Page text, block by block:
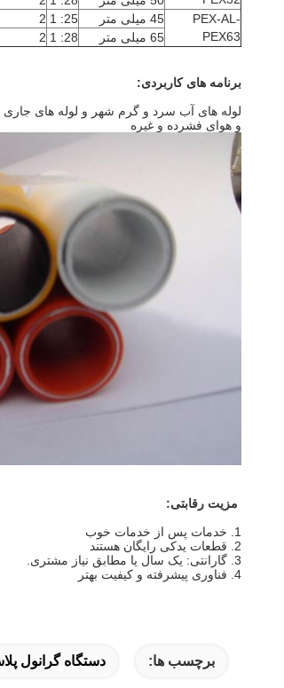
PEX-AL-
PEX63
45 میلی متر 25: 1
2
65 میلی متر 28: 1
2
برنامه های کاربردی:
لوله های آب سرد و گرم شهر و لوله های جاری
و هوای فشرده و غیره
مزیت رقابتی:
1. خدمات پس از خدمات خوب
2. قطعات یدکی رایگان هستند
3. گارانتی: یک سال یا مطابق نیاز مشتری.
4. فناوری پیشرفته و کیفیت بهتر
برچسب ها: دستگاه گرانول